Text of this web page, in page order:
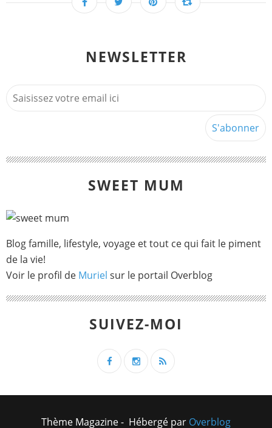
NEWSLETTER
SWEET MUM
Blog famille, lifestyle, voyage et tout ce qui fait le piment
de la vie!
Voir le profil de Muriel sur le portail Overblog
SUIVEZ-MOI
Thème Magazine - Hébergé par Overblog